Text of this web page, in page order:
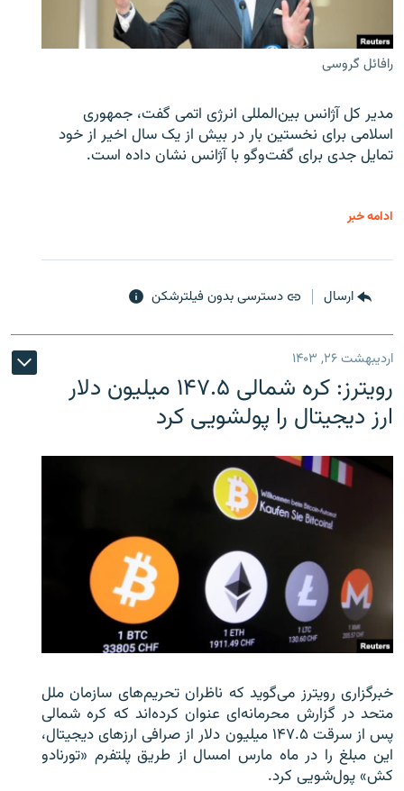
رافائل گروسی
مدیر کل آژانس بین‌المللی انرژی اتمی گفت، جمهوری
اسلامی برای نخستین بار در بیش از یک سال اخیر از خود
تمایل جدی برای گفت‌وگو با آژانس نشان داده است.
ادامه خبر
ارسال دسترسی بدون فیلترشکن
اردیبهشت ۲۶, ۱۴۰۳
رویترز: کره شمالی ۱۴۷.۵ میلیون دلار
ارز دیجیتال را پولشویی کرد
خبرگزاری رویترز می‌گوید که ناظران تحریم‌های سازمان ملل
متحد در گزارش محرمانه‌ای عنوان کرده‌اند که کره شمالی
پس از سرقت ۱۴۷.۵ میلیون دلار از صرافی ارزهای دیجیتال،
این مبلغ را در ماه مارس امسال از طریق پلتفرم «تورنادو
کش» پول‌شویی کرد.